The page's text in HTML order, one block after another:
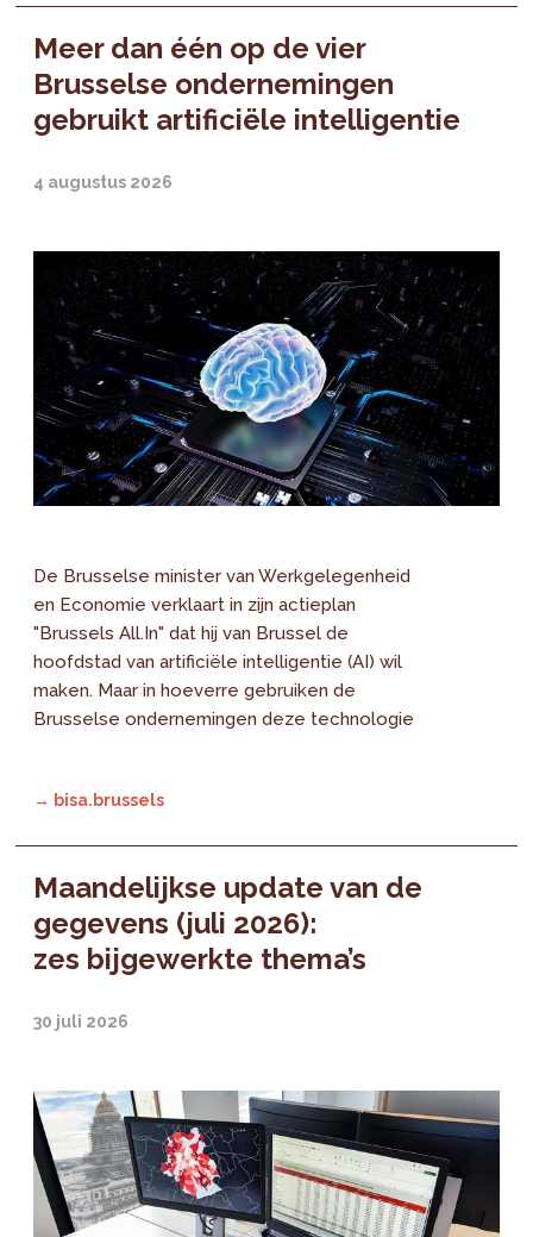
Meer dan één op de vier
Brusselse ondernemingen
gebruikt artificiële intelligentie
4 augustus 2026
De Brusselse minister van Werkgelegenheid
en Economie verklaart in zijn actieplan
"Brussels All.In" dat hij van Brussel de
hoofdstad van artificiële intelligentie (AI) wil
maken. Maar in hoeverre gebruiken de
Brusselse ondernemingen deze technologie
→ bisa.brussels
Maandelijkse update van de
gegevens (juli 2026):
zes bijgewerkte thema’s
30 juli 2026